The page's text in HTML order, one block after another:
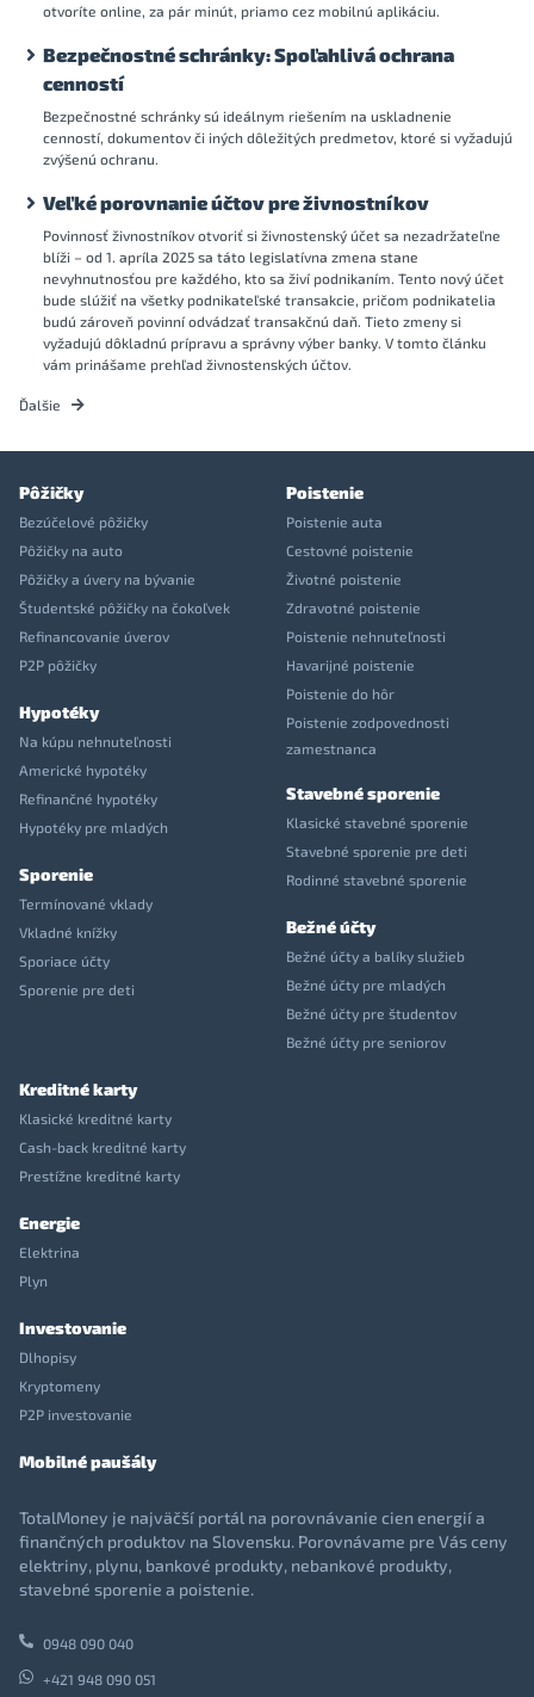
otvoríte online, za pár minút, priamo cez mobilnú aplikáciu.
Bezpečnostné schránky: Spoľahlivá ochrana
cenností
Bezpečnostné schránky sú ideálnym riešením na uskladnenie
cenností, dokumentov či iných dôležitých predmetov, ktoré si vyžadujú
zvýšenú ochranu.
Veľké porovnanie účtov pre živnostníkov
Povinnosť živnostníkov otvoriť si živnostenský účet sa nezadržateľne
blíži – od 1. apríla 2025 sa táto legislatívna zmena stane
nevyhnutnosťou pre každého, kto sa živí podnikaním. Tento nový účet
bude slúžiť na všetky podnikateľské transakcie, pričom podnikatelia
budú zároveň povinní odvádzať transakčnú daň. Tieto zmeny si
vyžadujú dôkladnú prípravu a správny výber banky. V tomto článku
vám prinášame prehľad živnostenských účtov.
Ďalšie
Pôžičky
Bezúčelové pôžičky
Pôžičky na auto
Pôžičky a úvery na bývanie
Študentské pôžičky na čokoľvek
Refinancovanie úverov
P2P pôžičky
Hypotéky
Na kúpu nehnuteľnosti
Americké hypotéky
Refinančné hypotéky
Hypotéky pre mladých
Sporenie
Termínované vklady
Vkladné knížky
Sporiace účty
Sporenie pre deti
Poistenie
Poistenie auta
Cestovné poistenie
Životné poistenie
Zdravotné poistenie
Poistenie nehnuteľnosti
Havarijné poistenie
Poistenie do hôr
Poistenie zodpovednosti
zamestnanca
Stavebné sporenie
Klasické stavebné sporenie
Stavebné sporenie pre deti
Rodinné stavebné sporenie
Bežné účty
Bežné účty a balíky služieb
Bežné účty pre mladých
Bežné účty pre študentov
Bežné účty pre seniorov
Kreditné karty
Klasické kreditné karty
Cash-back kreditné karty
Prestížne kreditné karty
Energie
Elektrina
Plyn
Investovanie
Dlhopisy
Kryptomeny
P2P investovanie
Mobilné paušály
TotalMoney je najväčší portál na porovnávanie cien energií a
finančných produktov na Slovensku. Porovnávame pre Vás ceny
elektriny, plynu, bankové produkty, nebankové produkty,
stavebné sporenie a poistenie.
0948 090 040
+421 948 090 051